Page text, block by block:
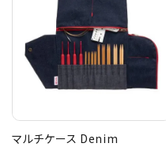
マルチケース Denim